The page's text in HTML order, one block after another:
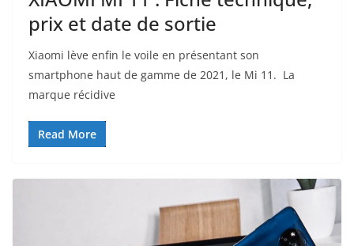
prix et date de sortie
Xiaomi lève enfin le voile en présentant son
smartphone haut de gamme de 2021, le Mi 11. La
marque récidive
Read More